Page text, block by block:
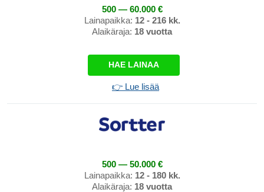
500 — 60.000 €
Lainapaikka: 12 - 216 kk.
Alaikäraja: 18 vuotta
HAE LAINAA
👉 Lue lisää
500 — 50.000 €
Lainapaikka: 12 - 180 kk.
Alaikäraja: 18 vuotta